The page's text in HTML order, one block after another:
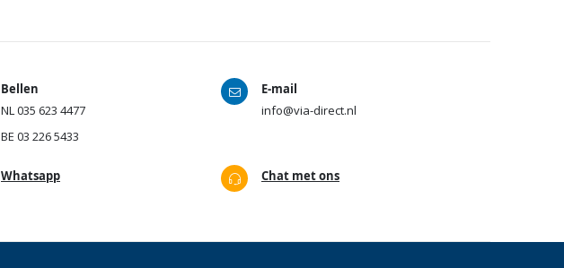
Bellen
NL035 623 4477
BE 03 226 5433
E-mail
info@via-direct.nl
Whatsapp Chat met ons